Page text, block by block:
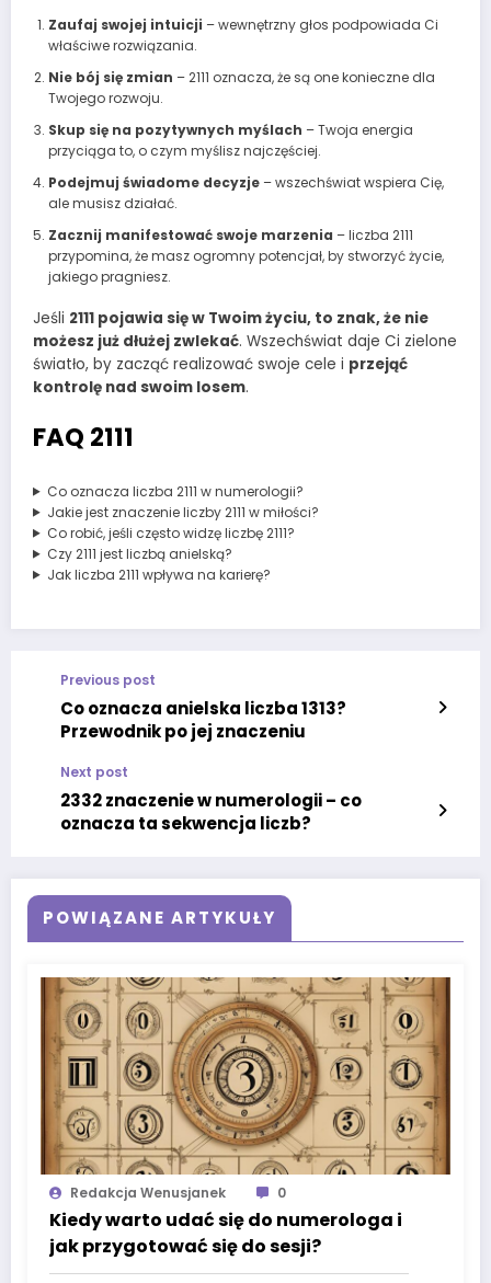
Zaufaj swojej intuicji – wewnętrzny głos podpowiada Ci
właściwe rozwiązania.
Nie bój się zmian – 2111 oznacza, że są one konieczne dla
Twojego rozwoju.
Skup się na pozytywnych myślach – Twoja energia
przyciąga to, o czym myślisz najczęściej.
Podejmuj świadome decyzje– wszechświat wspiera Cię,
ale musisz działać.
Zacznij manifestować swoje marzenia – liczba 2111
przypomina, że masz ogromny potencjał, by stworzyć życie,
jakiego pragniesz.
Jeśli 2111 pojawia się w Twoim życiu, to znak, że nie
możesz już dłużej zwlekać. Wszechświat daje Ci zielone
światło, by zacząć realizować swoje cele i przejąć
kontrolę nad swoim losem.
FAQ 2111
Co oznacza liczba 2111 w numerologii?
Jakie jest znaczenie liczby 2111 w miłości?
Co robić, jeśli często widzę liczbę 2111?
Czy 2111 jest liczbą anielską?
Jak liczba 2111 wpływa na karierę?
Previous post
Co oznacza anielska liczba 1313?
Przewodnik po jej znaczeniu
Next post
2332 znaczenie w numerologii – co
oznacza ta sekwencja liczb?
POWIĄZANE ARTYKUŁY
Redakcja Wenusjanek 0
Kiedy warto udać się do numerologa i
jak przygotować się do sesji?